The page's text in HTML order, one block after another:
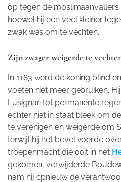
op tegen de moslimaanvallers
hoewel hij een veel kleiner
zwak was om te vechten.
Zijn zwager weigerde te
In 1183 werd de koning blind
voeten niet meer gebruiken.
Lusignan tot permanente
echter niet in staat bleek om
te verenigen en weigerde om
terwijl hij het bevel voerde
troepenmacht die ooit in het
gekomen, verwijderde
nam hij opnieuw de